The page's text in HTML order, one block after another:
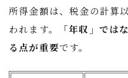
所得金額は、税金の計算
われます。
「年収」では
る点が重要です。